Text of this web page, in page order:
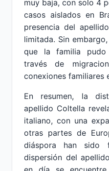
muy baja, con solo 4
casos aislados en
presencia del
limitada. Sin
que la familia pudo
través de
conexiones familiares
En resumen, la
apellido Coltella
italiano, con una
otras partes de
diáspora han sido
dispersión del